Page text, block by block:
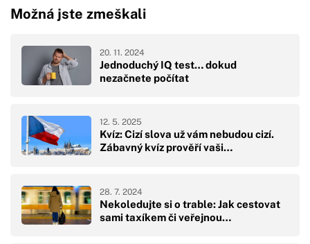
Možná jste zmeškali
Jednoduchý IQ test… dokud
nezačnete počítat
20. 11. 2024
Kvíz: Cizí slova už vám nebudou cizí.
Zábavný kvíz prověří vaši…
12. 5. 2025
Nekoledujte si o trable: Jak cestovat
sami taxíkem či veřejnou…
28. 7. 2024